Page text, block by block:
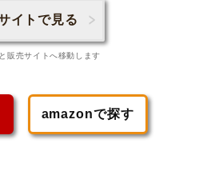
イトで見る
販売サイトへ移動します
amazonで探す